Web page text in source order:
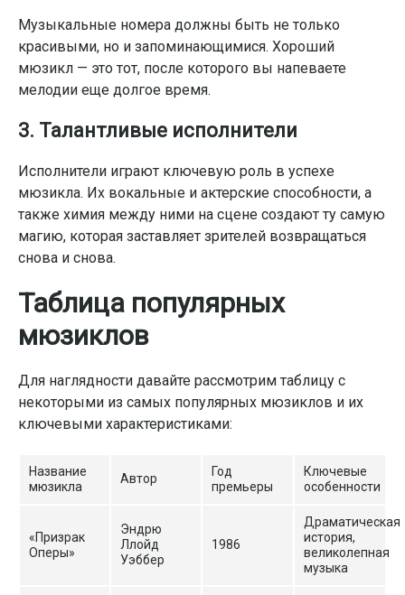
Музыкальные номера должны быть не только
красивыми, но и запоминающимися. Хороший
мюзикл — это тот, после которого вы напеваете
мелодии еще долгое время.
3. Талантливые исполнители
Исполнители играют ключевую роль в успехе
мюзикла. Их вокальные и актерские способности, а
также химия между ними на сцене создают ту самую
магию, которая заставляет зрителей возвращаться
снова и снова.
Таблица популярных
мюзиклов
Для наглядности давайте рассмотрим таблицу с
некоторыми из самых популярных мюзиклов и их
ключевыми характеристиками:
Название
мюзикла
Автор
Год
премьеры
Ключевые
особенности
«Призрак
Оперы»
Эндрю
Ллойд
Уэббер
1986
Драматическая
история,
великолепная
музыка